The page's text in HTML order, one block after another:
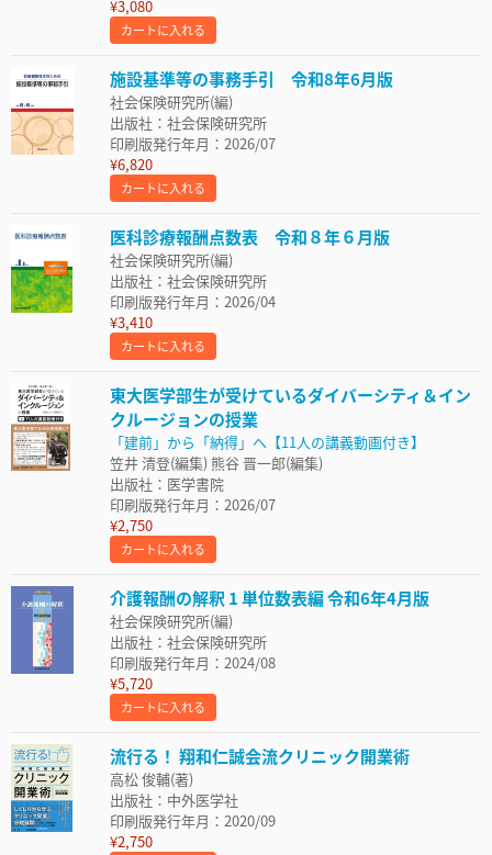
¥3,080
カートに入れる
施設基準等の事務手引 令和8年6月版
社会保険研究所(編)
出版社：社会保険研究所
印刷版発行年月：2026/07
¥6,820
カートに入れる
医科診療報酬点数表 令和８年６月版
社会保険研究所(編)
出版社：社会保険研究所
印刷版発行年月：2026/04
¥3,410
カートに入れる
東大医学部生が受けているダイバーシティ＆イン
クルージョンの授業
「建前」から「納得」へ【11人の講義動画付き】
笠井 清登(編集) 熊谷 晋一郎(編集)
出版社：医学書院
印刷版発行年月：2026/07
¥2,750
カートに入れる
介護報酬の解釈 1 単位数表編 令和6年4月版
社会保険研究所(編)
出版社：社会保険研究所
印刷版発行年月：2024/08
¥5,720
カートに入れる
流行る！ 翔和仁誠会流クリニック開業術
高松 俊輔(著)
出版社：中外医学社
印刷版発行年月：2020/09
¥2,750